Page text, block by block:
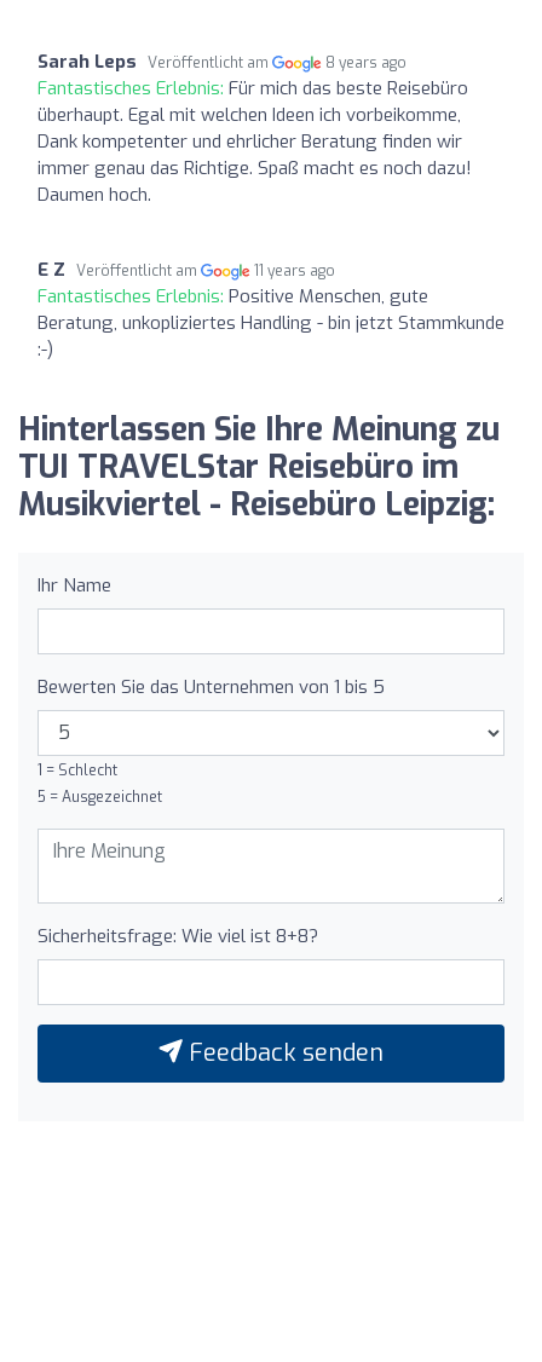
Sarah Leps Veröffentlicht am 8 years ago
Fantastisches Erlebnis: Für mich das beste Reisebüro
überhaupt. Egal mit welchen Ideen ich vorbeikomme,
Dank kompetenter und ehrlicher Beratung finden wir
immer genau das Richtige. Spaß macht es noch dazu!
Daumen hoch.
E Z Veröffentlicht am 11 years ago
Fantastisches Erlebnis: Positive Menschen, gute
Beratung, unkopliziertes Handling - bin jetzt Stammkunde
:-)
Hinterlassen Sie Ihre Meinung zu
TUI TRAVELStar Reisebüro im
Musikviertel - Reisebüro Leipzig:
Ihr Name
Bewerten Sie das Unternehmen von 1 bis 5
1 = Schlecht
5 = Ausgezeichnet
Sicherheitsfrage: Wie viel ist 8+8?
Feedback senden